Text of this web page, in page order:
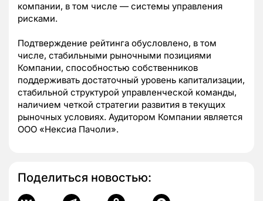
компании, в том числе — системы управления
рисками.
Подтверждение рейтинга обусловлено, в том
числе, стабильными рыночными позициями
Компании, способностью собственников
поддерживать достаточный уровень капитализации,
стабильной структурой управленческой команды,
наличием четкой стратегии развития в текущих
рыночных условиях. Аудитором Компании является
ООО «Нексиа Пачоли».
Поделиться новостью: